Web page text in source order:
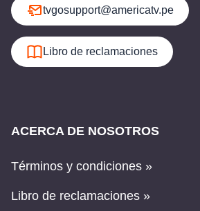
tvgosupport@americatv.pe
Libro de reclamaciones
ACERCA DE NOSOTROS
Términos y condiciones »
Libro de reclamaciones »